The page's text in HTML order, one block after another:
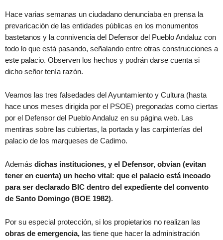
Hace varias semanas un ciudadano denunciaba en prensa la
prevaricación de las entidades públicas en los monumentos
bastetanos y la connivencia del Defensor del Pueblo Andaluz con
todo lo que está pasando, señalando entre otras construcciones a
este palacio. Observen los hechos y podrán darse cuenta si
dicho señor tenía razón.
Veamos las tres falsedades del Ayuntamiento y Cultura (hasta
hace unos meses dirigida por el PSOE) pregonadas como ciertas
por el Defensor del Pueblo Andaluz en su página web. Las
mentiras sobre las cubiertas, la portada y las carpinterías del
palacio de los marqueses de Cadimo.
Además dichas instituciones, y el Defensor, obvian (evitan
tener en cuenta) un hecho vital: que el palacio está incoado
para ser declarado BIC dentro del expediente del convento
de Santo Domingo (BOE 1982).
Por su especial protección, si los propietarios no realizan las
obras de emergencia, las tiene que hacer la administración